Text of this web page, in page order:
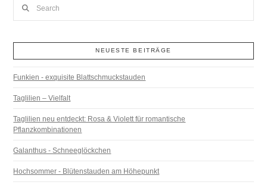
NEUESTE BEITRÄGE
Funkien - exquisite Blattschmuckstauden
Taglilien – Vielfalt
Taglilien neu entdeckt: Rosa & Violett für romantische
Pflanzkombinationen
Galanthus - Schneeglöckchen
Hochsommer - Blütenstauden am Höhepunkt